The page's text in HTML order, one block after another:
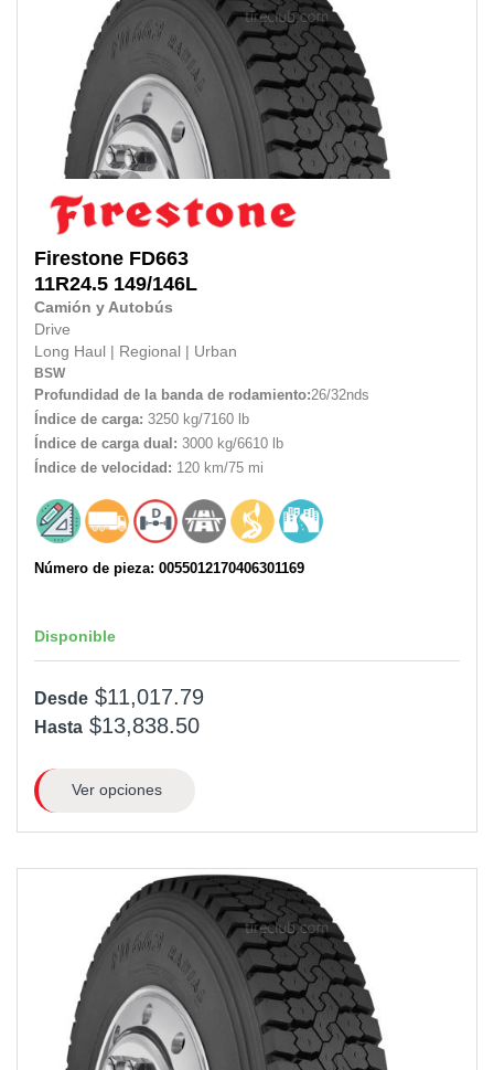
Firestone FD663
11R24.5 149/146L
Camión y Autobús
Drive
Long Haul
Regional Urban
BSW
Profundidad de la banda de rodamiento:26/32nds
Índice de carga: 3250 kg/7160 lb
Índice de carga dual: 3000 kg/6610 lb
Índice de velocidad: 120 km/75 mi
Número de pieza: 0055012170406301169
Disponible
Desde $11,017.79
Hasta $13,838.50
Ver opciones